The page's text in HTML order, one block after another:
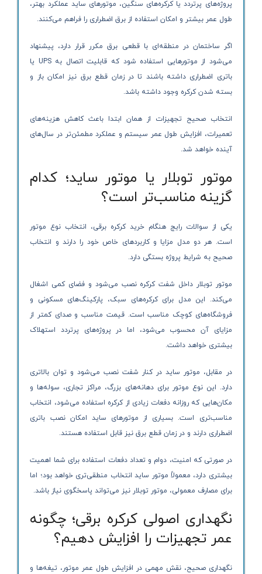
پروژه‌های پرتردد یا کرکره‌های سنگین، موتورهای ساید عملکرد بهتر،
طول عمر بیشتر و امکان استفاده از برق اضطراری را فراهم می‌کنند.
اگر ساختمان در منطقه‌ای با قطعی برق مکرر قرار دارد، پیشنهاد
می‌شود از موتورهایی استفاده شود که قابلیت اتصال به UPS یا
باتری اضطراری داشته باشند تا در زمان قطع برق نیز امکان باز و
بسته شدن کرکره وجود داشته باشد.
انتخاب صحیح تجهیزات از همان ابتدا باعث کاهش هزینه‌های
تعمیرات، افزایش طول عمر سیستم و عملکرد مطمئن‌تر در سال‌های
آینده خواهد شد.
موتور توبلار یا موتور ساید؛ کدام
گزینه مناسب‌تر است؟
یکی از سوالات رایج هنگام خرید کرکره برقی، انتخاب نوع موتور
است. هر دو مدل مزایا و کاربردهای خاص خود را دارند و انتخاب
صحیح به شرایط پروژه بستگی دارد.
موتور توبلار داخل شفت کرکره نصب می‌شود و فضای کمی اشغال
می‌کند. این مدل برای کرکره‌های سبک، پارکینگ‌های مسکونی و
فروشگاه‌های کوچک مناسب است. قیمت مناسب و صدای کمتر از
مزایای آن محسوب می‌شود، اما در پروژه‌های پرتردد استهلاک
بیشتری خواهد داشت.
در مقابل، موتور ساید در کنار شفت نصب می‌شود و توان بالاتری
دارد. این نوع موتور برای دهانه‌های بزرگ، مراکز تجاری، سوله‌ها و
مکان‌هایی که روزانه دفعات زیادی از کرکره استفاده می‌شود، انتخاب
مناسب‌تری است. بسیاری از موتورهای ساید امکان نصب باتری
اضطراری دارند و در زمان قطع برق نیز قابل استفاده هستند.
در صورتی که امنیت، دوام و تعداد دفعات استفاده برای شما اهمیت
بیشتری دارد، معمولاً موتور ساید انتخاب منطقی‌تری خواهد بود؛ اما
برای مصارف معمولی، موتور توبلار نیز می‌تواند پاسخگوی نیاز باشد.
نگهداری اصولی کرکره برقی؛ چگونه
عمر تجهیزات را افزایش دهیم؟
نگهداری صحیح، نقش مهمی در افزایش طول عمر موتور، تیغه‌ها و